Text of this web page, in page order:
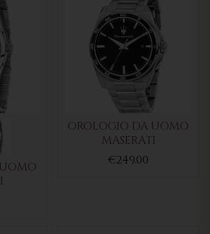
OROLOGIO DA UOMO
MASERATI
€249.00